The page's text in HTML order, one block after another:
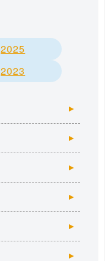
2025
2023